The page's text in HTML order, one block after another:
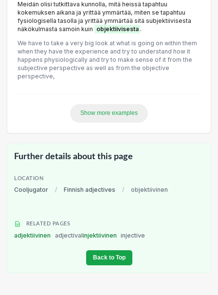
Meidän olisi tutkittava kunnolla, mitä heissä tapahtuu
kokemuksen aikana ja yrittää ymmärtää, miten se tapahtuu
fysiologisella tasolla ja yrittää ymmärtää sitä subjektiivisesta
näkökulmasta samoin kuin objektiivisesta .
We have to take a very big look at what is going on within them
when they have the experience and try to understand how it
happens physiologically and try to make sense of it from the
subjective perspective as well as from the objective
perspective,
Show more examples
Further details about this page
LOCATION
Cooljugator / Finnish adjectives / objektiivinen
RELATED PAGES
adjektiivinen adjectivalinjektiivinen injective
Back to Top